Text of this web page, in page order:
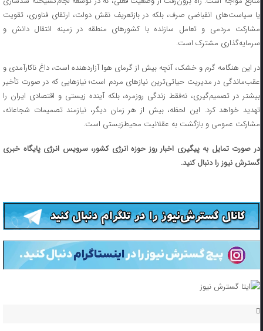
یا سیاست‌های انقباضی صرف، بلکه در بازتعریف نقش دولت، ارتقای فناوری، تقویت
مشارکت مردمی و تعامل سازنده با کشورهای منطقه در زمینه انتقال دانش و
سرمایه‌گذاری مشترک است.
در این هنگامه گرم و خشک، آنچه بیش از گرمای هوا آزاردهنده است، داغ ناکارآمدی و
عقب‌ماندگی در مدیریت حیاتی‌ترین نیازهای مردم است؛ نیازهایی که در صورت تأخیر
بیشتر در تصمیم‌گیری، نه‌فقط زندگی روزمره، بلکه آینده‌ زیستی و اقتصادی ایران را
تهدید خواهد کرد. این لحظه، بیش از هر زمان دیگر، نیازمند تصمیمات شجاعانه،
مشارکت عمومی و بازگشت به عقلانیت محیط‌زیستی است.
در صورت تمایل به پیگیری اخبار روز حوزه انرژی کشور، سرویس انرژی پایگاه خبری
گسترش نیوز را دنبال کنید.